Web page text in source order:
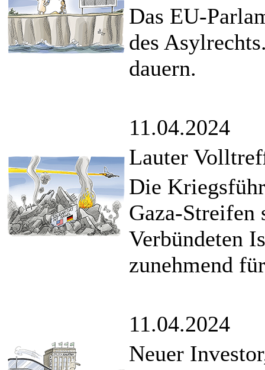
Das EU-
des
dauern.
11.04.2024
Lauter
Die
Gaza-Streifen
Verbündeten
zunehmend
11.04.2024
Neuer